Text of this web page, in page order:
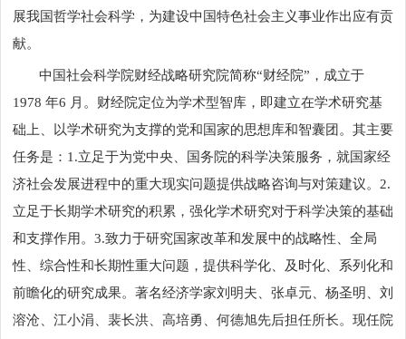
展我国哲学社会科学，为建设中国特色社会主义事业作出应有贡
献。
中国社会科学院财经战略研究院简称“财经院”，成立于
1978 年6 月。财经院定位为学术型智库，即建立在学术研究基
础上、以学术研究为支撑的党和国家的思想库和智囊团。其主要
任务是： 1.立足于为党中央、国务院的科学决策服务，就国家经
济社会发展进程中的重大现实问题提供战略咨询与对策建议。 2.
立足于长期学术研究的积累，强化学术研究对于科学决策的基础
和支撑作用。 3.致力于研究国家改革和发展中的战略性、全局
性、综合性和长期性重大问题，提供科学化、及时化、系列化和
前瞻化的研究成果。著名经济学家刘明夫、张卓元、杨圣明、刘
溶沧、江小涓、裴长洪、高培勇、何德旭先后担任所长。现任院